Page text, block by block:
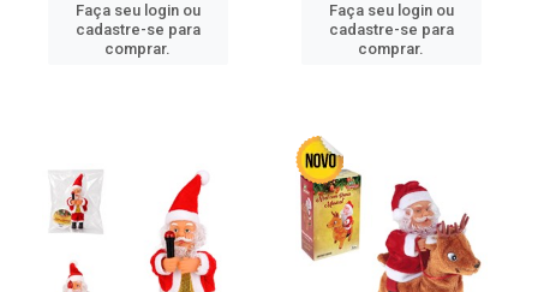
Faça seu login ou
cadastre-se para
comprar.
Faça seu login ou
cadastre-se para
comprar.